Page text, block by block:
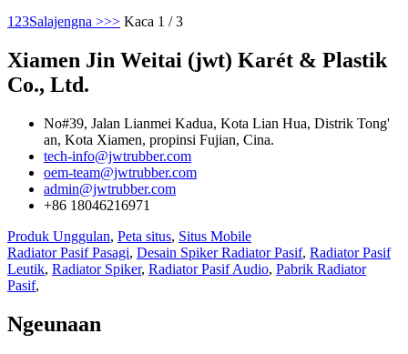
123Salajengna >>> Kaca 1 / 3
Xiamen Jin Weitai (jwt) Karét & Plastik
Co., Ltd.
No#39, Jalan Lianmei Kadua, Kota Lian Hua, Distrik Tong'
an, Kota Xiamen, propinsi Fujian, Cina.
tech-info@jwtrubber.com
oem-team@jwtrubber.com
admin@jwtrubber.com
+86 18046216971
Produk Unggulan, Peta situs, Situs Mobile
Radiator Pasif Pasagi, Desain Spiker Radiator Pasif, Radiator Pasif
Leutik, Radiator Spiker, Radiator Pasif Audio, Pabrik Radiator
Pasif,
Ngeunaan